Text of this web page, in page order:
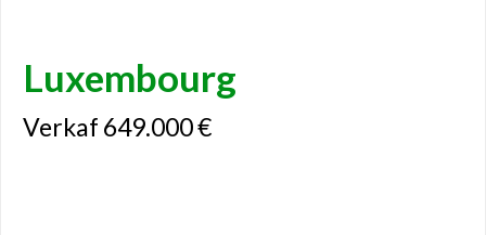
Luxembourg
Verkaf 649.000 €